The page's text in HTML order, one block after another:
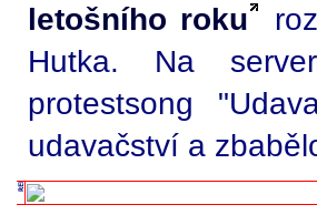
letošního roku
Hutka. Na
protestsong
udavačství a